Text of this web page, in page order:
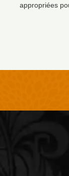
appropriées